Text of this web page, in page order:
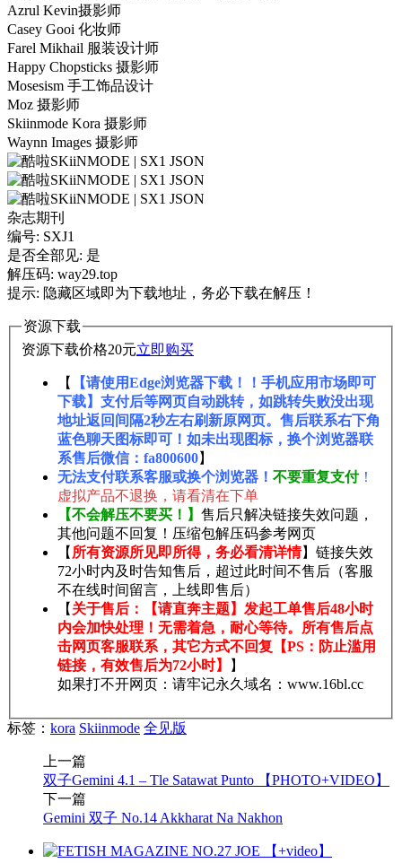
Azrul Kevin摄影师
Casey Gooi 化妆师
Farel Mikhail 服装设计师
Happy Chopsticks 摄影师
Mosesism 手工饰品设计
Moz 摄影师
Skiinmode Kora 摄影师
Waynn Images 摄影师
杂志期刊
编号: SXJ1
是否全部见: 是
解压码: way29.top
提示: 隐藏区域即为下载地址，务必下载在解压！
资源下载
资源下载价格20元立即购买
【
【请使用Edge浏览器下载！！手机应用市场即可
下载】支付后等网页自动跳转，如跳转失败没出现
地址返回间隔2秒左右刷新原网页。售后联系右下角
蓝色聊天图标即可！如未出现图标，换个浏览器联
系售后微信：fa800600】
无法支付联系客服或换个浏览器！ 不要重复支付！
虚拟产品不退换，请看清在下单
【不会解压不要买！】 售后只解决链接失效问题，
其他问题不回复！压缩包解压码参考网页
【 所有资源所见即所得，务必看清详情】链接失效
72小时内及时告知售后，超过此时间不售后（客服
不在线时间留言，上线即售后）
【 关于售后：【请直奔主题】发起工单售后48小时
内会加快处理！无需着急，耐心等待。所有售后点
击网页客服联系，其它方式不回复【PS：防止滥用
链接，有效售后为72小时】
】
如果打不开网页：请牢记永久域名：www.16bl.cc
标签： kora Skiinmode 全见版
上一篇
双子Gemini 4.1 – Tle Satawat Punto 【PHOTO+VIDEO】
下一篇
Gemini 双子 No.14 Akkharat Na Nakhon